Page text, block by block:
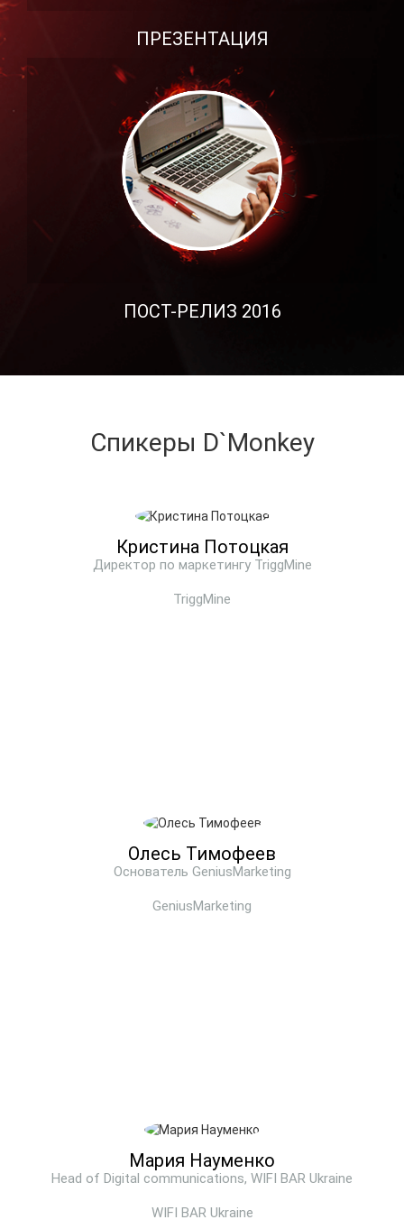
ПРЕЗЕНТАЦИЯ
ПОСТ-РЕЛИЗ 2016
Спикеры D`Monkey
Кристина Потоцкая
Директор по маркетингу TriggMine
TriggMine
Олесь Тимофеев
Основатель GeniusMarketing
GeniusMarketing
Мария Науменко
Head of Digital communications, WIFI BAR Ukraine
WIFI BAR Ukraine